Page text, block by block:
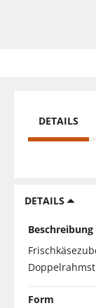
DETAILS
DETAILS
Beschreibung
Form